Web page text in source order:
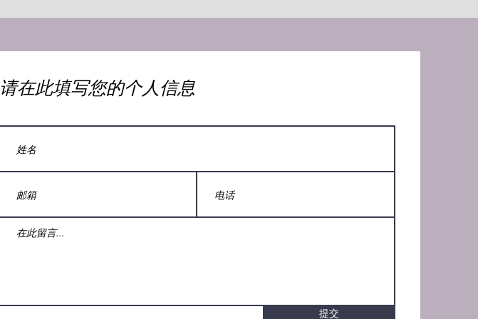
​请在此填写您的个人信息
提交